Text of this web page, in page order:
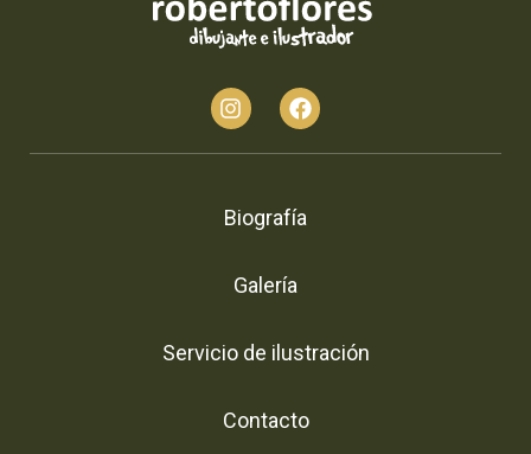
Biografía
Galería
Servicio de ilustración
Contacto